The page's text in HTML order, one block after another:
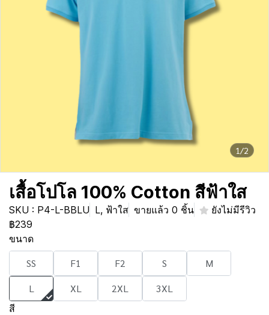
1/2
เสื้อโปโล 100% Cotton สีฟ้าใส
SKU : P4-L-BBLU L, ฟ้าใส ขายแล้ว 0 ชิ้น
ยังไม่มีรีวิว
฿239
ขนาด
SS F1 F2 S
M
L
XL 2XL 3XL
สี